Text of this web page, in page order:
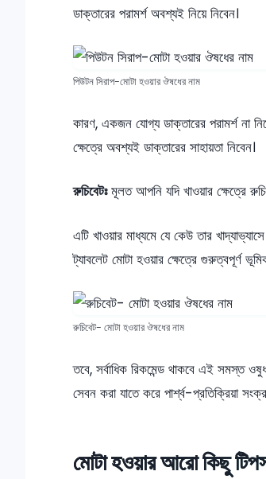
ডাক্তারের পরামর্শ অবশ্যই নিয়ে নিবেন।
পিউটন সিরাপ-মোটা হওয়ার ঔষধের নাম
কারণ, একজন যোগ্য ডাক্তারের পরামর্শ না
ক্ষেত্রে অবশ্যই ডাক্তারের সাহায়তা নিবেন।
রুচিবেটঃমূলত আপনি যদি খাওয়ার ক্ষেত্রে
এটি খাওয়ার মাধ্যমে যে কেউ তার
ট্যাবলেট মোটা হওয়ার ক্ষেত্রে গুরুত্বপূর্ণ
রুচিবেট- মোটা হওয়ার ঔষধের নাম
তবে, সর্বাধিক রিকমেন্ড থাকবে এই সমস্ত
সেবন করা যাতে করে পার্শ্ব-প্রতিক্রিয়া
মোটা হওয়ার আরো কিছু